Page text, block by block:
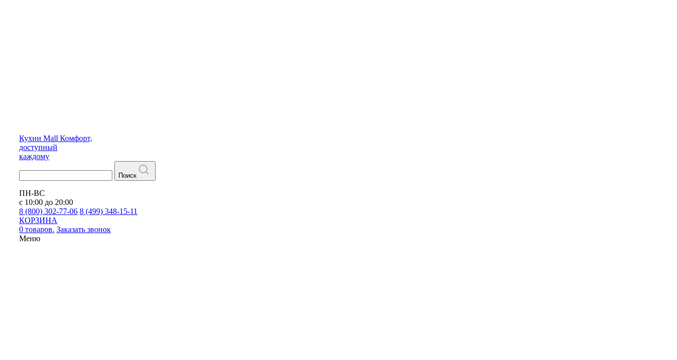
Кухни Mall Комфорт,
доступный
каждому
Поиск
ПН-ВС
с 10:00 до 20:00
8 (800) 302-77-06 8 (499) 348-15-11
КОРЗИНА
0 товаров. Заказать звонок
Меню